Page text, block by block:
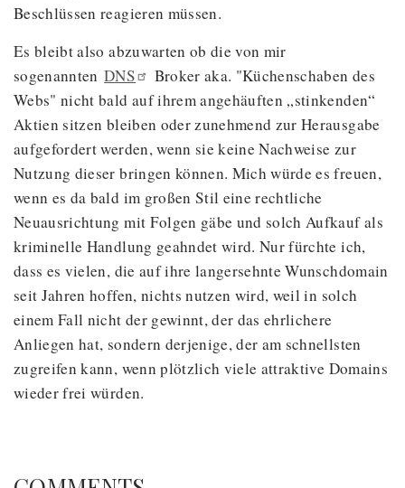
Beschlüssen reagieren müssen.
Es bleibt also abzuwarten ob die von mir
sogenanntenDNS
Broker aka. "Küchenschaben des
Webs" nicht bald auf ihrem angehäuften „stinkenden“
Aktien sitzen bleiben oder zunehmend zur Herausgabe
aufgefordert werden, wenn sie keine Nachweise zur
Nutzung dieser bringen können. Mich würde es freuen,
wenn es da bald im großen Stil eine rechtliche
Neuausrichtung mit Folgen gäbe und solch Aufkauf als
kriminelle Handlung geahndet wird. Nur fürchte ich,
dass es vielen, die auf ihre langersehnte Wunschdomain
seit Jahren hoffen, nichts nutzen wird, weil in solch
einem Fall nicht der gewinnt, der das ehrlichere
Anliegen hat, sondern derjenige, der am schnellsten
zugreifen kann, wenn plötzlich viele attraktive Domains
wieder frei würden.